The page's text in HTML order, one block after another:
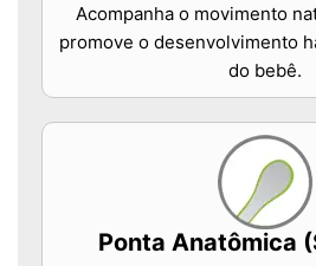
Acompanha o movimento
promove o desenvolvimento
do bebê.
Ponta Anatômica